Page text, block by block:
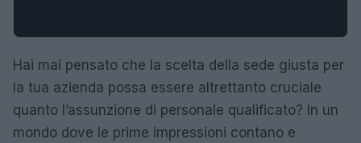
Hai mai pensato che la scelta della sede giusta per
la tua azienda possa essere altrettanto cruciale
quanto l’assunzione di personale qualificato? In un
mondo dove le prime impressioni contano e